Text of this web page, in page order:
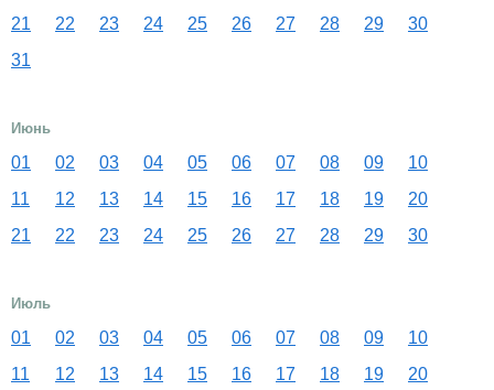
21
22 23 24 25 26 27 28 29
30
31
Июнь
01 02 03 04 05 06 07 08 09
10
11
12 13 14 15 16 17 18 19
20
21
22 23 24 25 26 27 28 29 30
Июль
01 02 03 04 05 06 07 08 09
10
11
12 13 14 15 16 17 18 19
20